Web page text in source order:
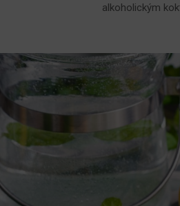
alkoholickým